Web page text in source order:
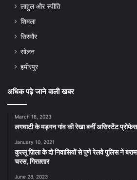
लाहुल और स्पीति
शिमला
सिरमौर
सोलन
हमीरपुर
अधिक पढ़े जाने वाली खबर
March 18, 2023
लगघाटी के मड़गन गांव की रेखा बनीं असिस्टेंट
January 10, 2021
कुल्लू ज़िला के दो निवासियों से पुणे रेलवे पुलिस ने
चरस, गिरफ़्तार
June 28, 2023